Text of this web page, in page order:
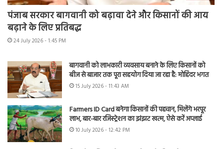
पंजाब सरकार बागवानी को बढ़ावा देने और किसानों की आय
बढ़ाने के लिए प्रतिबद्ध
24 July 2026 - 1:45 PM
बागवानी को लाभकारी व्यवसाय बनाने के लिए किसानों को
बीज से बाजार तक पूरा सहयोग दिया जा रहा है: मोहिंदर भगत
15 July 2026 - 11:43 AM
Farmers ID Card बनेगा किसानों की पहचान, मिलेंगे भरपूर
लाभ, बार-बार रजिस्ट्रेशन का झंझट खत्म, ऐसे करें अप्लाई
10 July 2026 - 12:42 PM